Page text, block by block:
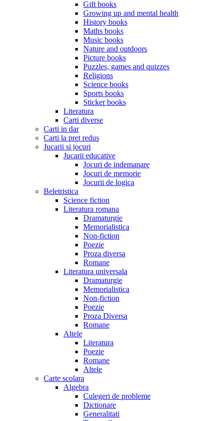
Gift books
Growing up and mental health
History books
Maths books
Music books
Nature and outdoors
Picture books
Puzzles, games and quizzes
Religions
Science books
Sports books
Sticker books
Literatura
Carti diverse
Carti in dar
Carti la pret redus
Jucarii si jocuri
Jucarii educative
Jocuri de indemanare
Jocuri de memorie
Jocurii de logica
Beletristica
Science fiction
Literatura romana
Dramaturgie
Memorialistica
Non-fiction
Poezie
Proza diversa
Romane
Literatura universala
Dramaturgie
Memorialistica
Non-fiction
Poezie
Proza Diversa
Romane
Altele
Literatura
Poezie
Romane
Altele
Carte scolara
Algebra
Culegeri de probleme
Dictionare
Generalitati